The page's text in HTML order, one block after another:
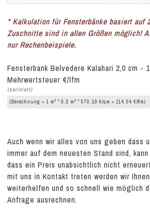
* Kalkulation für Fensterbänke basiert auf
Zuschnitte sind in allen Größen möglich!
nur Rechenbeispiele.
Fensterbank Belvedere Kalahari 2,0 cm -
Mehrwertsteuer €/lfm
(satiniert)
(Berechnung = 1 m 2 * 0.2 m 2 * 570.19 €/qm = 114.04 €/lfm)
Auch wenn wir alles von uns geben dass
immer auf dem neuesten Stand sind,
dass ein Preis unabsichtlich nicht
mit uns in Kontakt treten werden wir
weiterhelfen und so schnell wie möglich
Anfrage ausrechnen.